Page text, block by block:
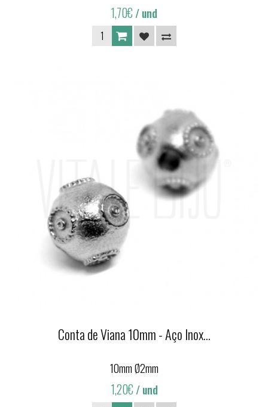
1,70€/ und
Conta de Viana 10mm - Aço Inox...
10mm Ø2mm
1,20€/ und